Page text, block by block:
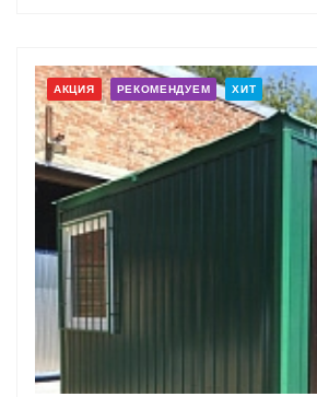
АКЦИЯ РЕКОМЕНДУЕМ ХИТ